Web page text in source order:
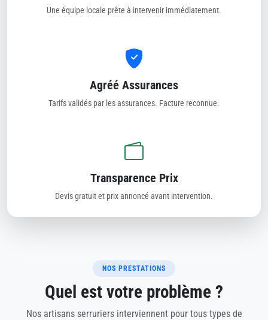
Une équipe locale prête à intervenir immédiatement.
Agréé Assurances
Tarifs validés par les assurances. Facture reconnue.
Transparence Prix
Devis gratuit et prix annoncé avant intervention.
NOS PRESTATIONS
Quel est votre problème ?
Nos artisans serruriers interviennent pour tous types de